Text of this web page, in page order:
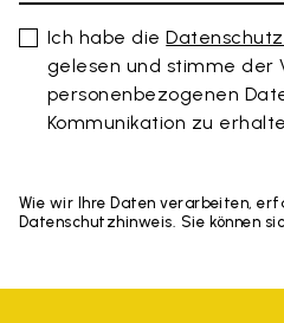
Ich habe die
gelesen und stimme der
personenbezogenen
Kommunikation zu
Wie wir Ihre Daten verarbeiten,
Datenschutzhinweis. Sie können